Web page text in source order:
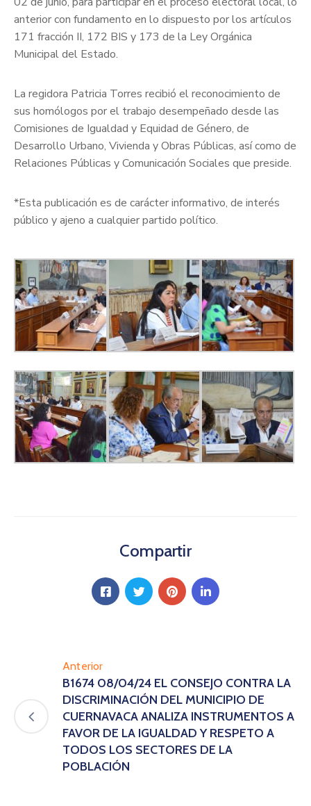
anterior con fundamento en lo dispuesto por los artículos
171 fracción II, 172 BIS y 173 de la Ley Orgánica
Municipal del Estado.
La regidora Patricia Torres recibió el reconocimiento de
sus homólogos por el trabajo desempeñado desde las
Comisiones de Igualdad y Equidad de Género, de
Desarrollo Urbano, Vivienda y Obras Públicas, así como de
Relaciones Públicas y Comunicación Sociales que preside.
*Esta publicación es de carácter informativo, de interés
público y ajeno a cualquier partido político.
Compartir
Anterior
B1674 08/04/24 EL CONSEJO CONTRA LA
DISCRIMINACIÓN DEL MUNICIPIO DE
CUERNAVACA ANALIZA INSTRUMENTOS A
FAVOR DE LA IGUALDAD Y RESPETO A
TODOS LOS SECTORES DE LA
POBLACIÓN